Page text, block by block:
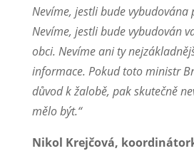
Nevíme, jestli bude
Nevíme, jestli bude vybudován
obci. Nevíme ani ty
informace. Pokud toto ministr
důvod k žalobě, pak skutečně
mělo být.“
Nikol Krejčová,